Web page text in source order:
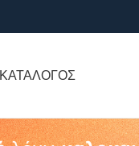
ΚΑΤΑΛΟΓΟΣ